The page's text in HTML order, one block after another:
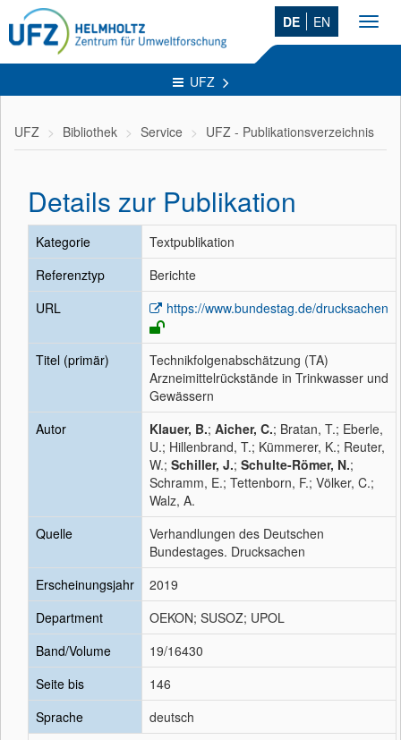
DE EN
UFZ
UFZ Bibliothek Service UFZ - Publikationsverzeichnis
Details zur Publikation
Kategorie
Textpublikation
Referenztyp
Berichte
URL
https://www.bundestag.de/drucksachen
Titel (primär)
Technikfolgenabschätzung (TA)
Arzneimittelrückstände in Trinkwasser und
Gewässern
Autor
Klauer, B.; Aicher, C.; Bratan, T.; Eberle,
U.; Hillenbrand, T.; Kümmerer, K.; Reuter,
W.; Schiller, J.; Schulte-Römer, N.;
Schramm, E.; Tettenborn, F.; Völker, C.;
Walz, A.
Quelle
Verhandlungen des Deutschen
Bundestages. Drucksachen
Erscheinungsjahr
2019
Department
OEKON; SUSOZ; UPOL
Band/Volume
19/16430
Seite bis
146
Sprache
deutsch